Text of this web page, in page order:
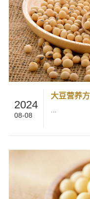
2024
08-08
大豆营养
...